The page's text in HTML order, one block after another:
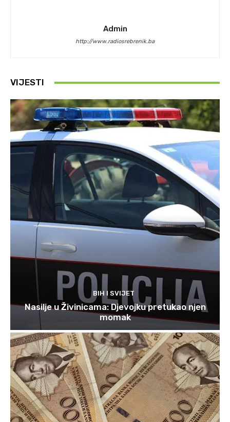
Admin
http://www.radiosrebrenik.ba
VIJESTI
BIH I SVIJET
Nasilje u Živinicama: Djevojku pretukao njen
momak